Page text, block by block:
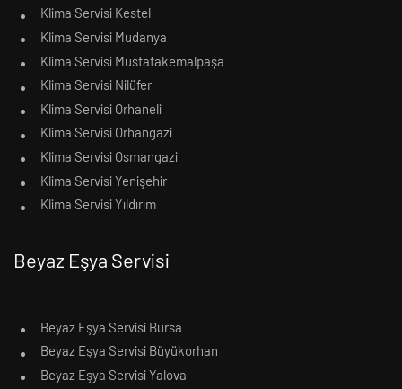
Klima Servisi Kestel
Klima Servisi Mudanya
Klima Servisi Mustafakemalpaşa
Klima Servisi Nilüfer
Klima Servisi Orhaneli
Klima Servisi Orhangazi
Klima Servisi Osmangazi
Klima Servisi Yenişehir
Klima Servisi Yıldırım
Beyaz Eşya Servisi
Beyaz Eşya Servisi Bursa
Beyaz Eşya Servisi Büyükorhan
Beyaz Eşya Servisi Yalova